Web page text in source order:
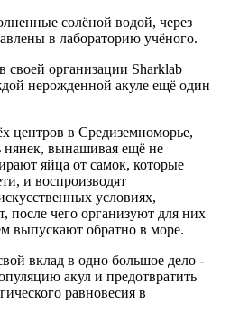
солёной водой, через
в лабораторию учёного.
своей организации Sharklab
нерожденной акуле ещё один
центров в Средиземноморье,
нянек, вынашивая ещё не
яйца от самок, которые
и воспроизводят
условиях,
после чего организуют для них
выпускают обратно в море.
вклад в одно большое дело -
акул и предотвратить
равновесия в